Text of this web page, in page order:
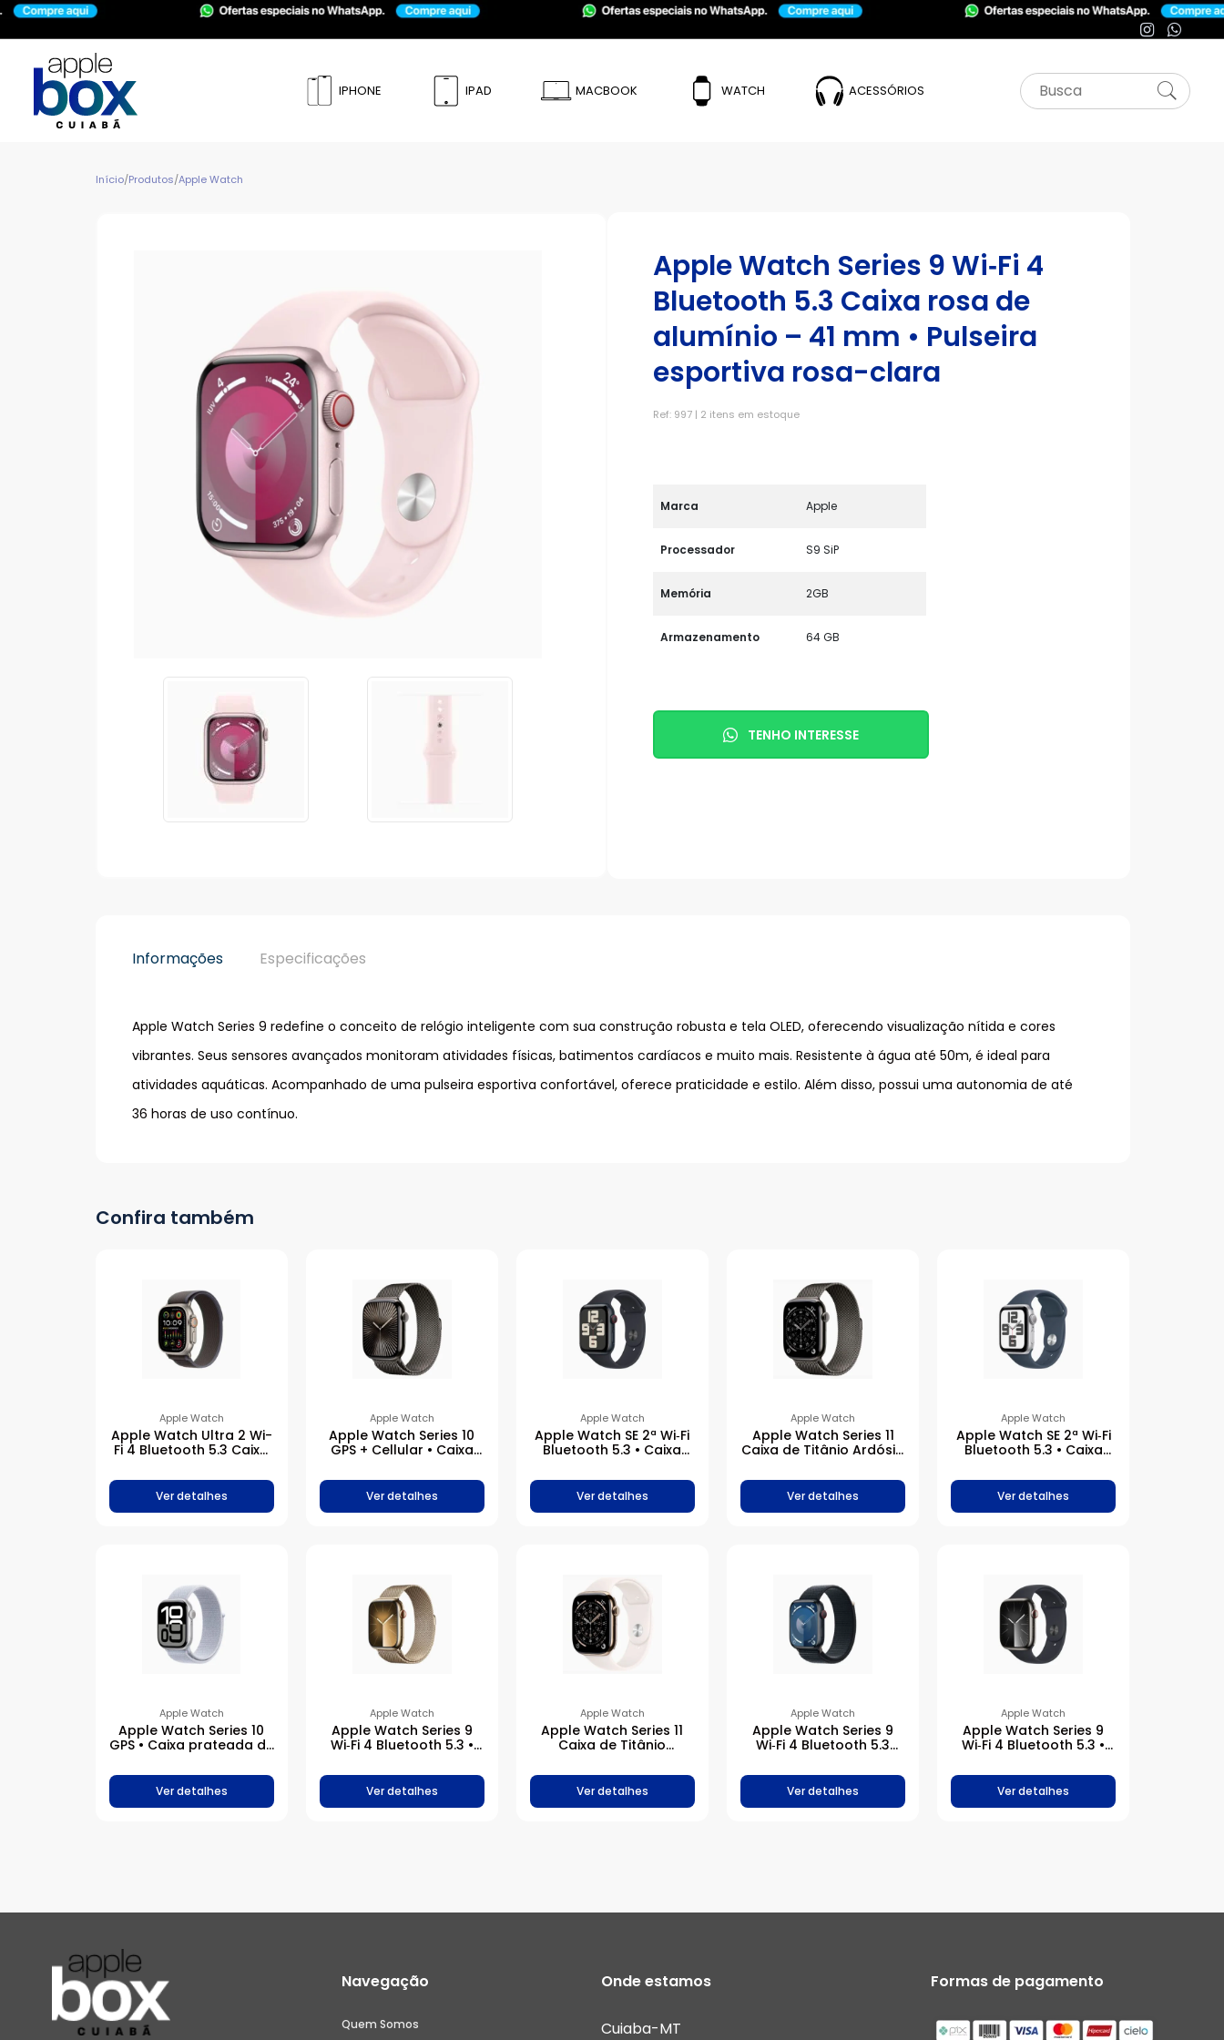
IPHONE IPAD MACBOOK WATCH ACESSÓRIOS
Início/Produtos/Apple Watch
Apple Watch Series 9 Wi‑Fi 4
Bluetooth 5.3 Caixa rosa de
alumínio – 41 mm • Pulseira
esportiva rosa-clara
Ref: 997 | 2 itens em estoque
Marca Apple
Processador S9 SiP
Memória 2GB
Armazenamento 64 GB
TENHO INTERESSE
Informações Especificações
Apple Watch Series 9 redefine o conceito de relógio inteligente com sua construção robusta e tela OLED, oferecendo visualização nítida e cores
vibrantes. Seus sensores avançados monitoram atividades físicas, batimentos cardíacos e muito mais. Resistente à água até 50m, é ideal para
atividades aquáticas. Acompanhado de uma pulseira esportiva confortável, oferece praticidade e estilo. Além disso, possui uma autonomia de até
36 horas de uso contínuo.
Confira também
Apple Watch
Apple Watch Ultra 2 Wi-
Fi 4 Bluetooth 5.3 Caixa
Pulseira loop Trail
azul/preta
Ver detalhes
Apple Watch
Apple Watch Series 10
GPS + Cellular • Caixa
mm • Pulseira ardósia
estilo milanês – M/G
Ver detalhes
Apple Watch
Apple Watch SE 2ª Wi‑Fi
Bluetooth 5.3 • Caixa
– 44 mm • Pulseira
esportiva meia-noite
Ver detalhes
Apple Watch
Apple Watch Series 11
Caixa de Titânio Ardósia
Milanês Ardósia
Ver detalhes
Apple Watch
Apple Watch SE 2ª Wi‑Fi
Bluetooth 5.3 • Caixa
40 mm • Pulseira
esportiva azul-
tempestade
Ver detalhes
Apple Watch
Apple Watch Series 10
GPS • Caixa prateada de
Pulseira loop esportiva
nuvem azul
Ver detalhes
Apple Watch
Apple Watch Series 9
Wi‑Fi 4 Bluetooth 5.3 •
inoxidável – 45 mm •
Pulseira dourada estilo
milanês
Ver detalhes
Apple Watch
Apple Watch Series 11
Caixa de Titânio
Esportiva Blush-clara
Ver detalhes
Apple Watch
Apple Watch Series 9
Wi‑Fi 4 Bluetooth 5.3
alumínio – 45 mm •
Pulseira loop esportiva
meia-noite
Ver detalhes
Apple Watch
Apple Watch Series 9
Wi‑Fi 4 Bluetooth 5.3 •
inoxidável – 45 mm •
Pulseira esportiva meia-
noite
Ver detalhes
Navegação
Quem Somos
Onde estamos
Cuiaba-MT
Formas de pagamento